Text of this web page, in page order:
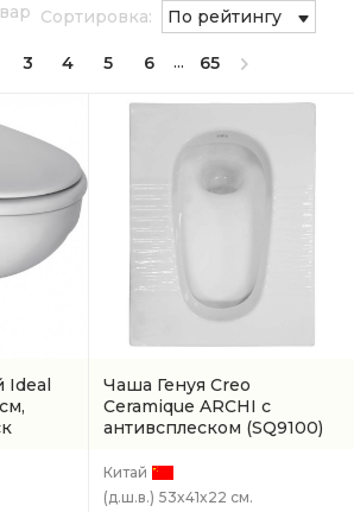
3 4 5 6 ... 65
Сортировка: По рейтингу
Ideal
Чаша Генуя Creo
Ceramique ARCHI с
антивсплеском (SQ9100)
Китай
(д.ш.в.) 53x41x22 см.